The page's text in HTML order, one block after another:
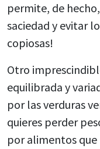
permite, de
saciedad y evitar
copiosas!
Otro
equilibrada y
por las verduras
quieres perder
por alimentos que